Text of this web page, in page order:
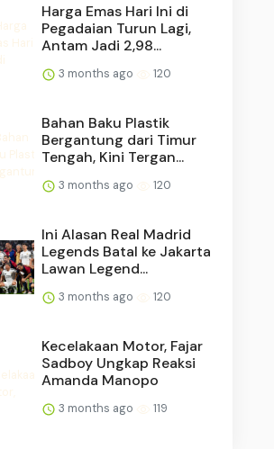
Harga Emas Hari Ini di
Pegadaian Turun Lagi,
Antam Jadi 2,98...
3 months ago 120
Bahan Baku Plastik
Bergantung dari Timur
Tengah, Kini Tergan...
3 months ago 120
Ini Alasan Real Madrid
Legends Batal ke Jakarta
Lawan Legend...
3 months ago 120
Kecelakaan Motor, Fajar
Sadboy Ungkap Reaksi
Amanda Manopo
3 months ago 119